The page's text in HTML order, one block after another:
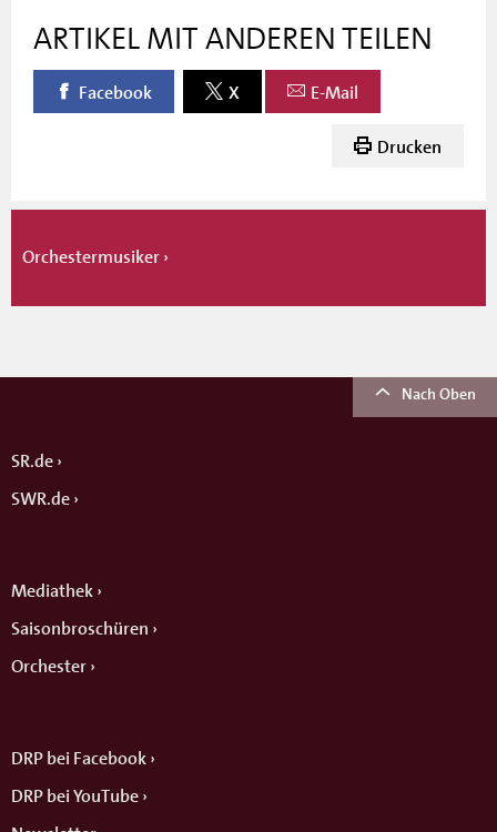
ARTIKEL MIT ANDEREN TEILEN
Facebook X E-Mail
Drucken
Orchestermusiker
Nach Oben
SR.de
SWR.de
Mediathek
Saisonbroschüren
Orchester
DRP bei Facebook
DRP bei YouTube